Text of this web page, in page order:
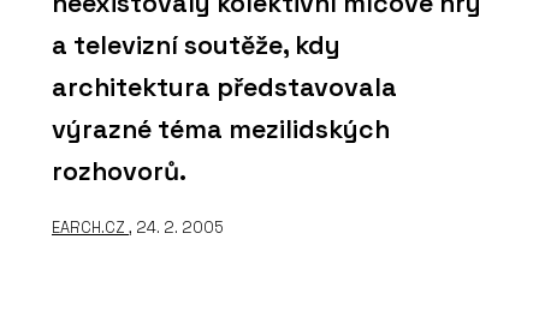
a televizní soutěže, kdy
architektura představovala
výrazné téma mezilidských
rozhovorů.
EARCH.CZ , 24. 2. 2005